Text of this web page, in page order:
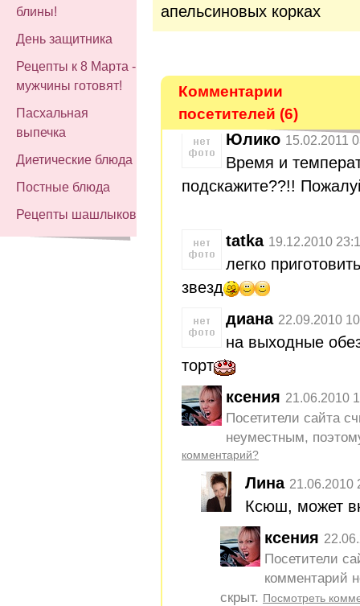
блины!
День защитника
Рецепты к 8 Марта -
мужчины готовят!
Пасхальная
выпечка
Диетические блюда
Постные блюда
Рецепты шашлыков
апельсиновых корках
Комментарии
посетителей (6)
Юлико 15.02.2011
Время и
подскажите??!!
tatka 19.12.2010
легко
звезд
диана 22.09.2010
на выходные
торт
ксения 21.06.2010
Посетители сайта
неуместным,
комментарий?
Лина 21.06.2010
Ксюш, может
ксения
Посетители
комментарий
скрыт. Посмотреть